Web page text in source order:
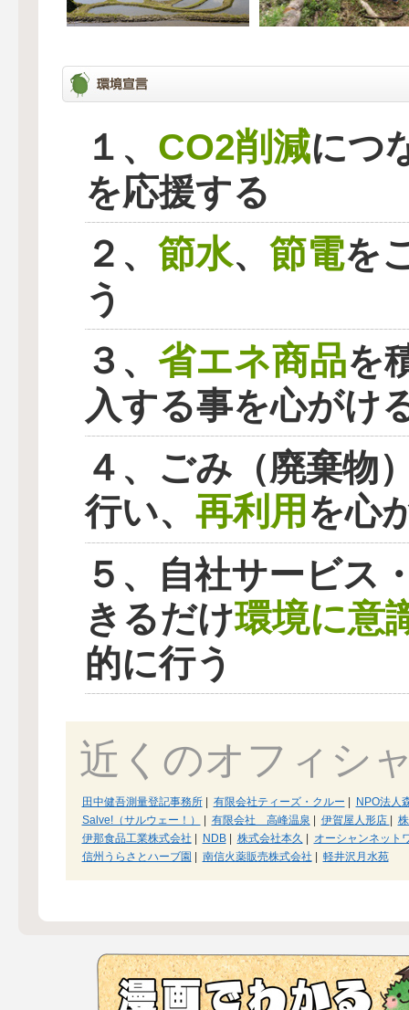
１、 CO2削減につ
を応援する
２、 節水、 節電を
う
３、 省エネ商品を
入する事を心がけ
４、ごみ（廃棄物
行い、 再利用を心
５、自社サービス
きるだけ環境に意
的に行う
近くのオフィシ
田中健吾測量登記事務所| 有限会社ティーズ・クルー
NPO法人
Salve!（サルウェー！）
有限会社 高峰温泉 伊賀屋人形店
伊那食品工業株式会社
NDB| 株式会社本久
オーシャンネット
信州うらさとハーブ園
南信火薬販売株式会社 軽井沢月水苑